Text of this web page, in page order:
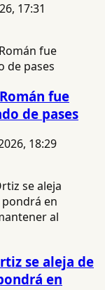
17:31
fue
de pases
18:29
se aleja de
en